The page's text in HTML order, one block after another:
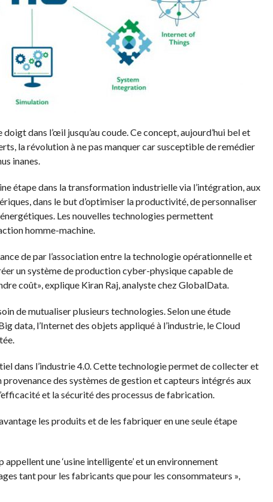
dans l’œil jusqu’au coude. Ce concept, aujourd’hui bel et
la révolution à ne pas manquer car susceptible de remédier
inanes.
étape dans la transformation industrielle via l’intégration, aux
dans le but d’optimiser la productivité, de personnaliser
Les nouvelles technologies permettent
homme-machine.
de par l’association entre la technologie opérationnelle et
un système de production cyber-physique capable de
coût», explique Kiran Raj, analyste chez GlobalData.
de mutualiser plusieurs technologies. Selon une étude
data, l’Internet des objets appliqué à l’industrie, le Cloud
dans l’industrie 4.0. Cette technologie permet de collecter et
provenance des systèmes de gestion et capteurs intégrés aux
et la sécurité des processus de fabrication.
les produits et de les fabriquer en une seule étape
une ‘usine intelligente’ et un environnement
tant pour les fabricants que pour les consommateurs »,